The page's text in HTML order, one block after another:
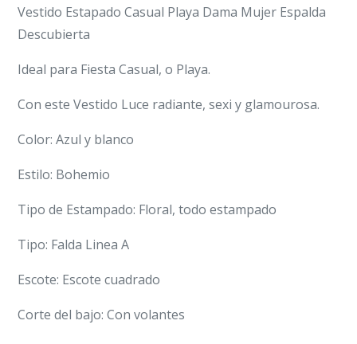
Vestido Estapado Casual Playa Dama Mujer Espalda
Descubierta
Ideal para Fiesta Casual, o Playa.
Con este Vestido Luce radiante, sexi y glamourosa.
Color: Azul y blanco
Estilo: Bohemio
Tipo de Estampado: Floral, todo estampado
Tipo: Falda Linea A
Escote: Escote cuadrado
Corte del bajo: Con volantes